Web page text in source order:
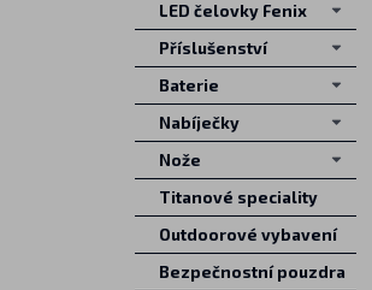
LED čelovky Fenix
Příslušenství
Baterie
Nabíječky
Nože
Titanové speciality
Outdoorové vybavení
Bezpečnostní pouzdra